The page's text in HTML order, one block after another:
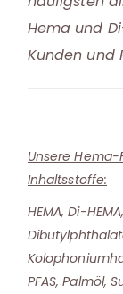
Hema und
Kunden und
Unsere
Inhaltsstoffe:
HEMA, Di-
PFAS, Palmöl,